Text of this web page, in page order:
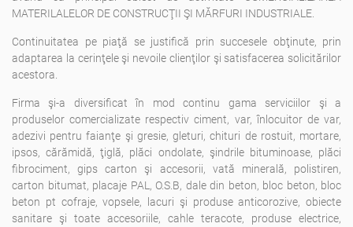
MATERILALELOR DE CONSTRUCŢII ŞI MĂRFURI INDUSTRIALE.
Continuitatea pe piaţă se justifică prin succesele obţinute, prin
adaptarea la cerinţele şi nevoile clienţilor şi satisfacerea solicitărilor
acestora.
Firma şi-a diversificat în mod continu gama serviciilor şi a
produselor comercializate respectiv ciment, var, înlocuitor de var,
adezivi pentru faianţe şi gresie, gleturi, chituri de rostuit, mortare,
ipsos, cărămidă, ţiglă, plăci ondolate, şindrile bituminoase, plăci
fibrociment, gips carton şi accesorii, vată minerală, polistiren,
carton bitumat, placaje PAL, O.S.B, dale din beton, bloc beton, bloc
beton pt cofraje, vopsele, lacuri şi produse anticorozive, obiecte
sanitare şi toate accesoriile, cahle teracote, produse electrice,